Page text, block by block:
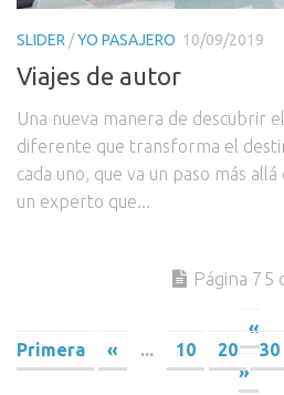
SLIDER /YO PASAJERO 10/09/2019
Viajes de autor
Una nueva manera de descubrir
diferente que transforma el
cada uno, que va un paso más
un experto que...
Página 75
«
Primera
« ... 10 20 30
»